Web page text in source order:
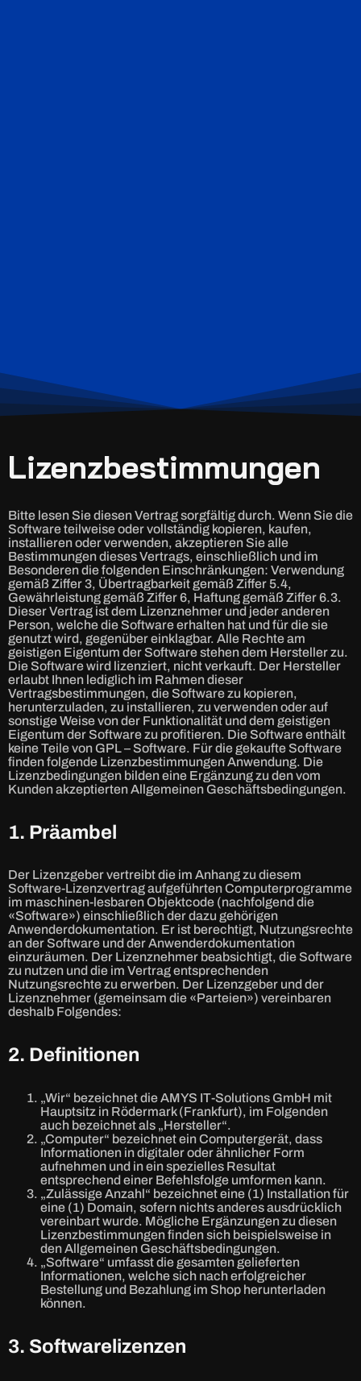
Lizenzbestimmungen
Bitte lesen Sie diesen Vertrag sorgfältig durch. Wenn Sie die
Software teilweise oder vollständig kopieren, kaufen,
installieren oder verwenden, akzeptieren Sie alle
Bestimmungen dieses Vertrags, einschließlich und im
Besonderen die folgenden Einschränkungen: Verwendung
gemäß Ziffer 3, Übertragbarkeit gemäß Ziffer 5.4,
Gewährleistung gemäß Ziffer 6, Haftung gemäß Ziffer 6.3.
Dieser Vertrag ist dem Lizenznehmer und jeder anderen
Person, welche die Software erhalten hat und für die sie
genutzt wird, gegenüber einklagbar. Alle Rechte am
geistigen Eigentum der Software stehen dem Hersteller zu.
Die Software wird lizenziert, nicht verkauft. Der Hersteller
erlaubt Ihnen lediglich im Rahmen dieser
Vertragsbestimmungen, die Software zu kopieren,
herunterzuladen, zu installieren, zu verwenden oder auf
sonstige Weise von der Funktionalität und dem geistigen
Eigentum der Software zu profitieren. Die Software enthält
keine Teile von GPL – Software. Für die gekaufte Software
finden folgende Lizenzbestimmungen Anwendung. Die
Lizenzbedingungen bilden eine Ergänzung zu den vom
Kunden akzeptierten Allgemeinen Geschäftsbedingungen.
1. Präambel
Der Lizenzgeber vertreibt die im Anhang zu diesem
Software-Lizenzvertrag aufgeführten Computerprogramme
im maschinen-lesbaren Objektcode (nachfolgend die
«Software») einschließlich der dazu gehörigen
Anwenderdokumentation. Er ist berechtigt, Nutzungsrechte
an der Software und der Anwenderdokumentation
einzuräumen. Der Lizenznehmer beabsichtigt, die Software
zu nutzen und die im Vertrag entsprechenden
Nutzungsrechte zu erwerben. Der Lizenzgeber und der
Lizenznehmer (gemeinsam die «Parteien») vereinbaren
deshalb Folgendes:
2. Definitionen
„Wir“ bezeichnet die AMYS IT-Solutions GmbH mit
Hauptsitz in Rödermark (Frankfurt), im Folgenden
auch bezeichnet als „Hersteller“.
„Computer“ bezeichnet ein Computergerät, dass
Informationen in digitaler oder ähnlicher Form
aufnehmen und in ein spezielles Resultat
entsprechend einer Befehlsfolge umformen kann.
„Zulässige Anzahl“ bezeichnet eine (1) Installation für
eine (1) Domain, sofern nichts anderes ausdrücklich
vereinbart wurde. Mögliche Ergänzungen zu diesen
Lizenzbestimmungen finden sich beispielsweise in
den Allgemeinen Geschäftsbedingungen.
„Software“ umfasst die gesamten gelieferten
Informationen, welche sich nach erfolgreicher
Bestellung und Bezahlung im Shop herunterladen
können.
3. Softwarelizenzen